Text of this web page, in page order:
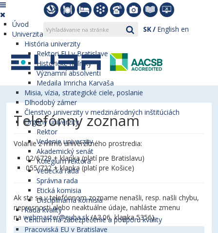
SK English en
Úvod
Univerzita
História univerzity
Rektori EU v Bratislave
Historické míľniky
Významní absolventi
Medaila Imricha Karvaša
Misia, vízia, strategické ciele, poslanie
Dlhodobý zámer
Členstvo univerzity v medzinárodných inštitúciách
Orgány univerzity
Rektor
Vedenie univerzity
Akademický senát
Kolégium rektora
Vedecká rada
Správna rada
Etická komisia
Disciplinárna komisia
Rada kvality
Centrum na zabezpečenie a podporu kvality
Pracoviská EU v Bratislave
Telefónny zoznam
Volanie z mimo univerzitného prostredia:
02/6729 + klapka (platí pre Bratislavu)
055/722 + klapka (platí pre Košice)
Ak ste sa v telefónnom zozname nenašli, resp. našli chybu,
nepresnosti alebo neaktuálne údaje, nahláste zmenu
nawebmaster@euba.sk(A3.06, klapka 5356).